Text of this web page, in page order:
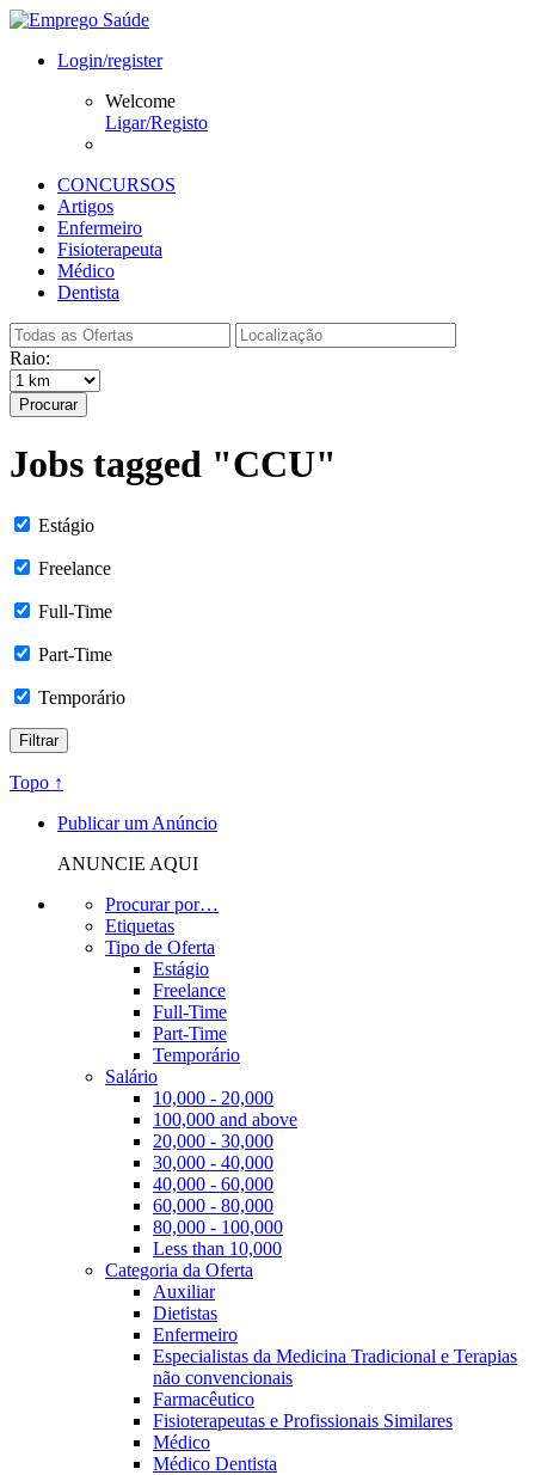
Login/register
Welcome
Ligar/Registo
CONCURSOS
Artigos
Enfermeiro
Fisioterapeuta
Médico
Dentista
Raio:
Procurar
Jobs tagged "CCU"
Estágio
Freelance
Full-Time
Part-Time
Temporário
Topo ↑
Publicar um Anúncio
ANUNCIE AQUI
Procurar por…
Etiquetas
Tipo de Oferta
Estágio
Freelance
Full-Time
Part-Time
Temporário
Salário
10,000 - 20,000
100,000 and above
20,000 - 30,000
30,000 - 40,000
40,000 - 60,000
60,000 - 80,000
80,000 - 100,000
Less than 10,000
Categoria da Oferta
Auxiliar
Dietistas
Enfermeiro
Especialistas da Medicina Tradicional e Terapias
não convencionais
Farmacêutico
Fisioterapeutas e Profissionais Similares
Médico
Médico Dentista